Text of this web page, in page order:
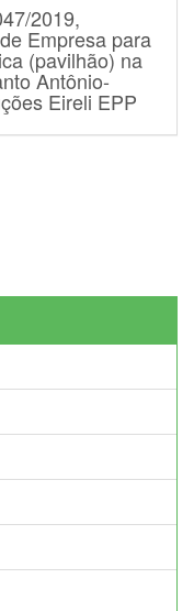
2019,
Empresa para
(pavilhão) na
Antônio-
Eireli EPP